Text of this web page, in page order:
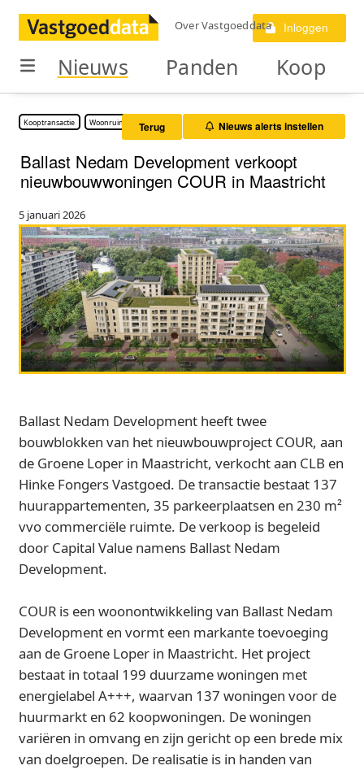
Over Vastgoeddata Inloggen
Nieuws Panden Koop
Kooptransactie Woonruimte Terug Nieuws alerts instellen
Ballast Nedam Development verkoopt
nieuwbouwwoningen COUR in Maastricht
5 januari 2026
Ballast Nedam Development heeft twee
bouwblokken van het nieuwbouwproject COUR, aan
de Groene Loper in Maastricht, verkocht aan CLB en
Hinke Fongers Vastgoed. De transactie bestaat 137
huurappartementen, 35 parkeerplaatsen en 230 m²
vvo commerciële ruimte. De verkoop is begeleid
door Capital Value namens Ballast Nedam
Development.
COUR is een woonontwikkeling van Ballast Nedam
Development en vormt een markante toevoeging
aan de Groene Loper in Maastricht. Het project
bestaat in totaal 199 duurzame woningen met
energielabel A+++, waarvan 137 woningen voor de
huurmarkt en 62 koopwoningen. De woningen
variëren in omvang en zijn gericht op een brede mix
van doelgroepen. De realisatie is in handen van